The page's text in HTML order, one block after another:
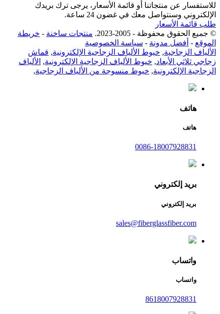
للاستفسار عن منتجاتنا أو قائمة الأسعار، يرجى ترك بريدك
الإلكتروني وسنتواصل معك في غضون 24 ساعة.
طلب قائمة الأسعار
© جميع الحقوق محفوظة - 2005-2023.
منتجات ساخنة - خريطة
الموقع - أفضل مدونة - سياسة الخصوصية
الألياف الزجاجية, خيوط الألياف الزجاجية الإلكترونية, قماش
زجاجي ثلاثي الأبعاد, خيوط الألياف الزجاجية الإلكترونية, الألياف
الزجاجية الإلكترونية, خيوط منسوجة من الألياف الزجاجية,
هاتف
هاتف
0086-18007928831
بريد إلكتروني
بريد إلكتروني
sales@fiberglassfiber.com
واتساب
واتساب
8618007928831